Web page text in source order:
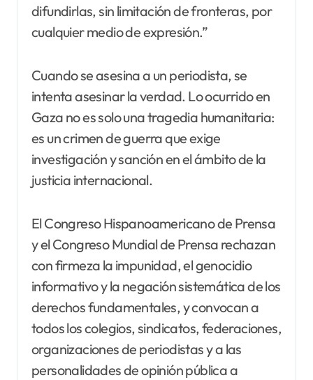
difundirlas, sin limitación de fronteras, por
cualquier medio de expresión.”
Cuando se asesina a un periodista, se
intenta asesinar la verdad. Lo ocurrido en
Gaza no es solo una tragedia humanitaria:
es un crimen de guerra que exige
investigación y sanción en el ámbito de la
justicia internacional.
El Congreso Hispanoamericano de Prensa
y el Congreso Mundial de Prensa rechazan
con firmeza la impunidad, el genocidio
informativo y la negación sistemática de los
derechos fundamentales, y convocan a
todos los colegios, sindicatos, federaciones,
organizaciones de periodistas y a las
personalidades de opinión pública a